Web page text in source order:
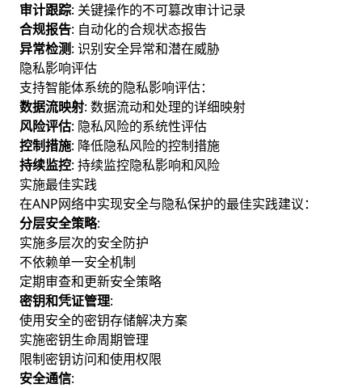
审计跟踪: 关键操作的不可篡改审计记录
合规报告: 自动化的合规状态报告
异常检测: 识别安全异常和潜在威胁
隐私影响评估
支持智能体系统的隐私影响评估：
数据流映射: 数据流动和处理的详细映射
风险评估: 隐私风险的系统性评估
控制措施: 降低隐私风险的控制措施
持续监控: 持续监控隐私影响和风险
实施最佳实践
在ANP网络中实现安全与隐私保护的最佳实践建议：
分层安全策略:
实施多层次的安全防护
不依赖单一安全机制
定期审查和更新安全策略
密钥和凭证管理:
使用安全的密钥存储解决方案
实施密钥生命周期管理
限制密钥访问和使用权限
安全通信: